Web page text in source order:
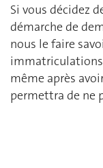
Si vous décidez
démarche de
nous le faire
même après
permettra de ne